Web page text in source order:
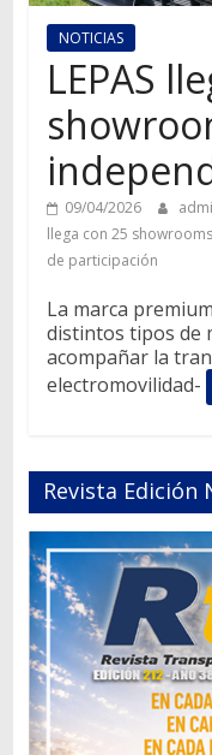
NOTICIAS
LEPAS
09/04/2026
llega con 25
de participación
La marca
distintos tipos de
acompañar la
electromovilidad-
Revista Edición